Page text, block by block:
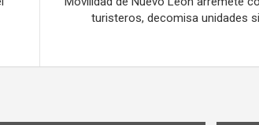
turisteros, decomisa unidades